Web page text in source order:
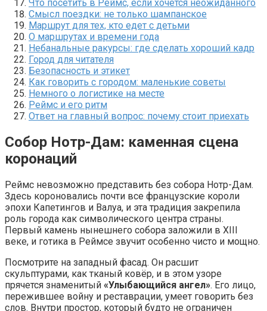
Что посетить в Реймс, если хочется неожиданного
Смысл поездки: не только шампанское
Маршрут для тех, кто едет с детьми
О маршрутах и времени года
Небанальные ракурсы: где сделать хороший кадр
Город для читателя
Безопасность и этикет
Как говорить с городом: маленькие советы
Немного о логистике на месте
Реймс и его ритм
Ответ на главный вопрос: почему стоит приехать
Собор Нотр-Дам: каменная сцена
коронаций
Реймс невозможно представить без собора Нотр-Дам.
Здесь короновались почти все французские короли
эпохи Капетингов и Валуа, и эта традиция закрепила
роль города как символического центра страны.
Первый камень нынешнего собора заложили в XIII
веке, и готика в Реймсе звучит особенно чисто и мощно.
Посмотрите на западный фасад. Он расшит
скульптурами, как тканый ковёр, и в этом узоре
прячется знаменитый «Улыбающийся ангел». Его лицо,
пережившее войну и реставрации, умеет говорить без
слов. Внутри простор, который будто не ограничен